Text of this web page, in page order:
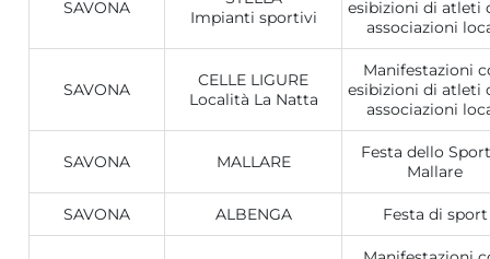
SAVONA
Impianti sportivi
esibizioni di atleti
associazioni
SAVONA
CELLE LIGURE
Località La Natta
Manifestazioni
esibizioni di atleti
associazioni
SAVONA MALLARE
Festa dello
Mallare
SAVONA ALBENGA Festa di sport